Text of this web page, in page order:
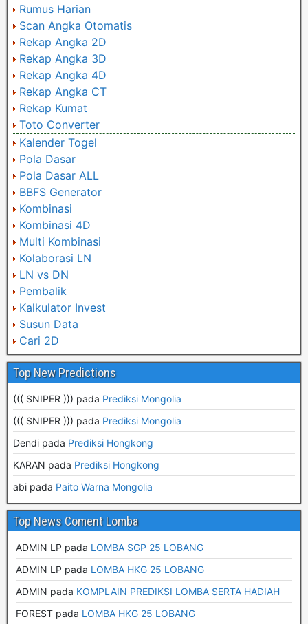
Rumus Harian
Scan Angka Otomatis
Rekap Angka 2D
Rekap Angka 3D
Rekap Angka 4D
Rekap Angka CT
Rekap Kumat
Toto Converter
Kalender Togel
Pola Dasar
Pola Dasar ALL
BBFS Generator
Kombinasi
Kombinasi 4D
Multi Kombinasi
Kolaborasi LN
LN vs DN
Pembalik
Kalkulator Invest
Susun Data
Cari 2D
Top New Predictions
((( SNIPER ))) pada Prediksi Mongolia
((( SNIPER ))) pada Prediksi Mongolia
Dendi pada Prediksi Hongkong
KARAN pada Prediksi Hongkong
abi pada Paito Warna Mongolia
Top News Coment Lomba
ADMIN LP pada LOMBA SGP 25 LOBANG
ADMIN LP pada LOMBA HKG 25 LOBANG
ADMIN pada KOMPLAIN PREDIKSI LOMBA SERTA HADIAH
FOREST pada LOMBA HKG 25 LOBANG